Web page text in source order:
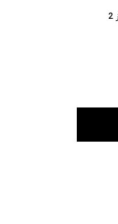
دو سایز - سایز 1 (36تا40) سایز 2